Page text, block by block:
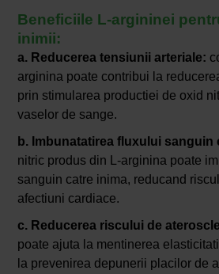
Beneficiile L-argininei
inimii:
a. Reducerea tensiunii arteriale:
arginina poate contribui la
prin stimularea productiei de oxid
vaselor de sange.
b. Imbunatatirea fluxului sanguin
nitric produs din L-arginina poate
sanguin catre inima, reducand
afectiuni cardiace.
c. Reducerea riscului de
poate ajuta la mentinerea
la prevenirea depunerii placilor de